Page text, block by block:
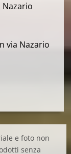
Nazario
via Nazario
e foto non
senza